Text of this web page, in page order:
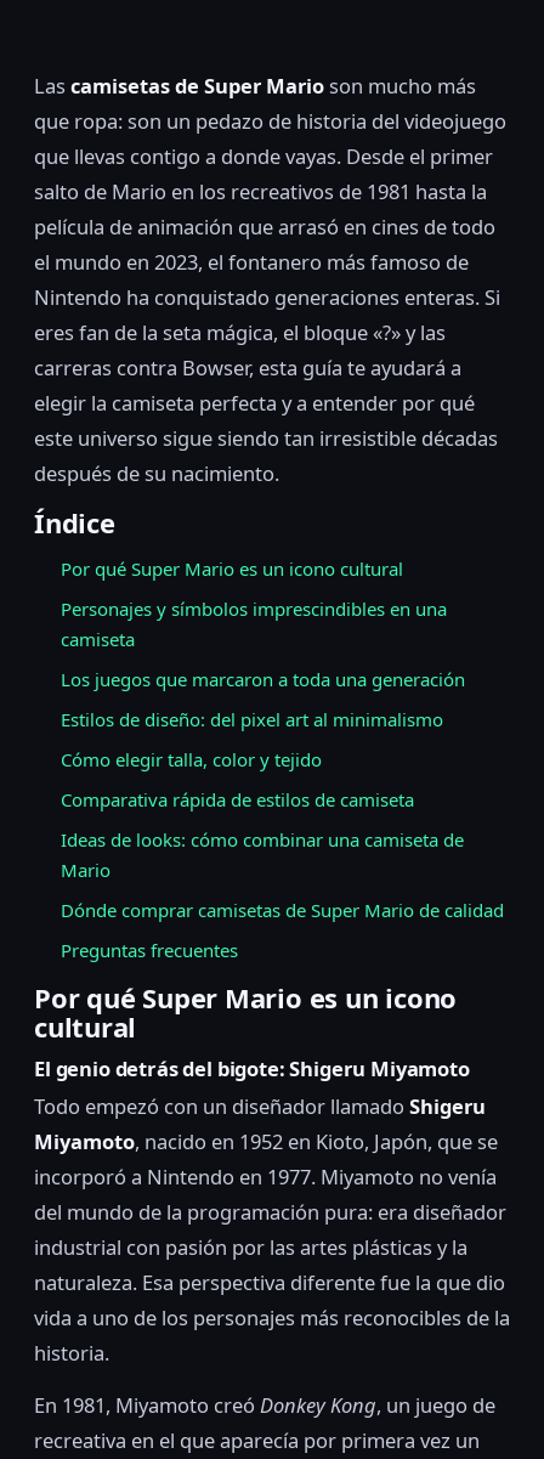
Las camisetas de Super Marioson mucho más
que ropa: son un pedazo de historia del videojuego
que llevas contigo a donde vayas. Desde el primer
salto de Mario en los recreativos de 1981 hasta la
película de animación que arrasó en cines de todo
el mundo en 2023, el fontanero más famoso de
Nintendo ha conquistado generaciones enteras. Si
eres fan de la seta mágica, el bloque «?» y las
carreras contra Bowser, esta guía te ayudará a
elegir la camiseta perfecta y a entender por qué
este universo sigue siendo tan irresistible décadas
después de su nacimiento.
Índice
Por qué Super Mario es un icono cultural
Personajes y símbolos imprescindibles en una
camiseta
Los juegos que marcaron a toda una generación
Estilos de diseño: del pixel art al minimalismo
Cómo elegir talla, color y tejido
Comparativa rápida de estilos de camiseta
Ideas de looks: cómo combinar una camiseta de
Mario
Dónde comprar camisetas de Super Mario de calidad
Preguntas frecuentes
Por qué Super Mario es un icono
cultural
El genio detrás del bigote: Shigeru Miyamoto
Todo empezó con un diseñador llamado Shigeru
Miyamoto, nacido en 1952 en Kioto, Japón, que se
incorporó a Nintendo en 1977. Miyamoto no venía
del mundo de la programación pura: era diseñador
industrial con pasión por las artes plásticas y la
naturaleza. Esa perspectiva diferente fue la que dio
vida a uno de los personajes más reconocibles de la
historia.
En 1981, Miyamoto creó Donkey Kong, un juego de
recreativa en el que aparecía por primera vez un